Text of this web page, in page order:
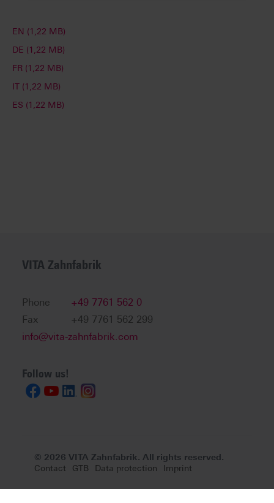
EN (1,22 MB)
DE (1,22 MB)
FR (1,22 MB)
IT (1,22 MB)
ES (1,22 MB)
VITA Zahnfabrik
Phone
+49 7761 562 0
Fax
+49 7761 562 299
info@vita-zahnfabrik.com
Follow us!
© 2026 VITA Zahnfabrik. All rights reserved.
Contact GTB Data protection Imprint